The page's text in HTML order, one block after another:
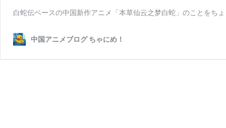
白蛇伝ベースの中国新作アニメ「本草仙云之梦白蛇」のことを
中国アニメブログ ちゃにめ！